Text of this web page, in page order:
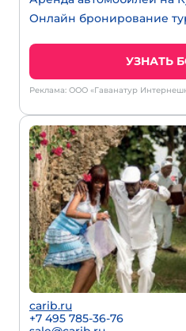
Онлайн бронирование
УЗНАТЬ
Реклама: ООО «Гаванатур
carib.ru
+7 495 785-36-76